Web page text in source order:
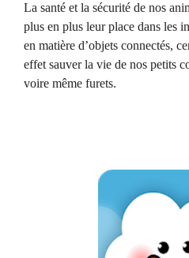
La santé et la sécurité de nos
plus en plus leur place dans les
en matière d’objets connectés,
effet sauver la vie de nos petits
voire même furets.